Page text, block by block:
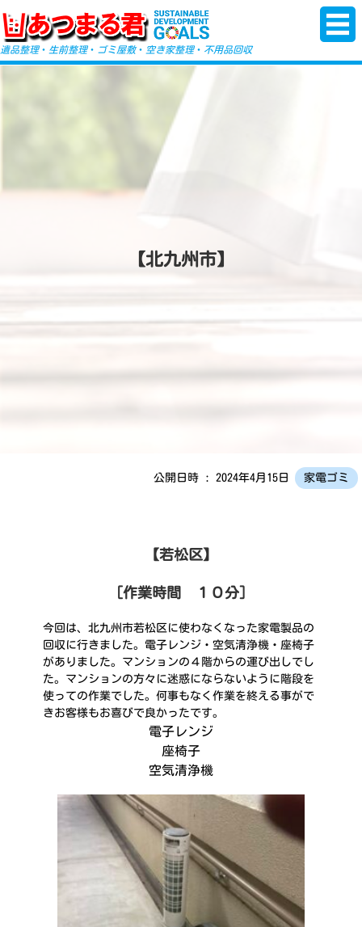
-->
遺品整理・ 生前整理・ ゴミ屋敷・ 空き家整理・ 不用品回収
【北九州市】
公開日時 : 2024年4月15日 家電ゴミ
【若松区】
［作業時間 １０分］
今回は、北九州市若松区に使わなくなった家電製品の
回収に行きました。電子レンジ・空気清浄機・座椅子
がありました。マンションの４階からの運び出しでし
た。マンションの方々に迷惑にならないように階段を
使っての作業でした。何事もなく作業を終える事がで
きお客様もお喜びで良かったです。
電子レンジ
座椅子
空気清浄機